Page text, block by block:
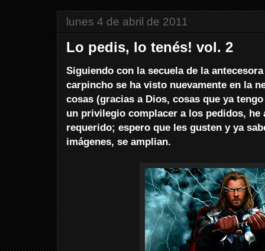
lunes 4 de abril de 2011
Lo pedis, lo tenés! vol. 2
Siguiendo con la secuela de la
carpincho se ha visto nuevamente en la
cosas (gracias a Dios, cosas que ya
un privilegio complacer a los pedidos, he
requerido; espero que les gusten y ya
imágenes, se amplian.